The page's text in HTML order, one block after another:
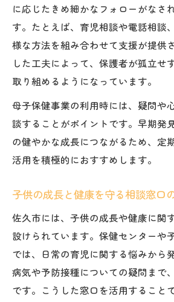
に応じたきめ細かなフォローがなさ
す。たとえば、育児相談や電話相談
様な方法を組み合わせて支援が提供
した工夫によって、保護者が孤立せ
取り組めるようになっています。
母子保健事業の利用時には、疑問や
談することがポイントです。早期発
の健やかな成長につながるため、定
活用を積極的におすすめします。
子供の成長と健康を守る相談窓口
佐久市には、子供の成長や健康に関
設けられています。保健センターや
では、日常の育児に関する悩みから
病気や予防接種についての疑問まで
です。こうした窓口を活用すること